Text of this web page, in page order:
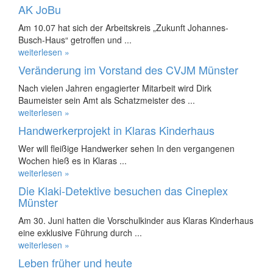
AK JoBu
Am 10.07 hat sich der Arbeitskreis „Zukunft Johannes-
Busch-Haus“ getroffen und ...
weiterlesen »
Veränderung im Vorstand des CVJM Münster
Nach vielen Jahren engagierter Mitarbeit wird Dirk
Baumeister sein Amt als Schatzmeister des ...
weiterlesen »
Handwerkerprojekt in Klaras Kinderhaus
Wer will fleißige Handwerker sehen In den vergangenen
Wochen hieß es in Klaras ...
weiterlesen »
Die Klaki-Detektive besuchen das Cineplex
Münster
Am 30. Juni hatten die Vorschulkinder aus Klaras Kinderhaus
eine exklusive Führung durch ...
weiterlesen »
Leben früher und heute